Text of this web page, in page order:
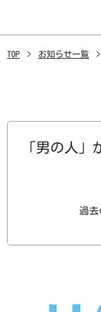
TOP お知らせ一覧
「男の人」
過去